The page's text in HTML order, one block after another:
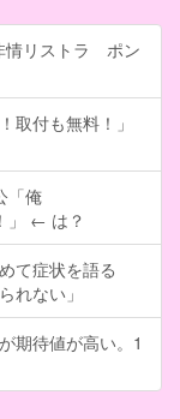
情リストラ ポン
取付も無料！」
「俺
」 ← は？
て症状を語る
れない」
期待値が高い。1